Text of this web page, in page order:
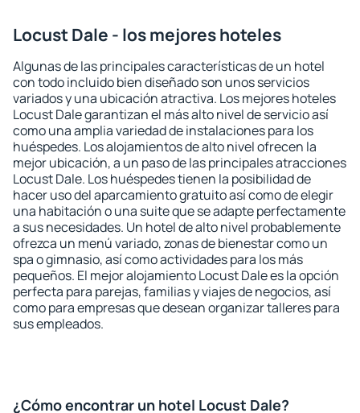
Locust Dale - los mejores hoteles
Algunas de las principales características de un hotel
con todo incluido bien diseñado son unos servicios
variados y una ubicación atractiva. Los mejores hoteles
Locust Dale garantizan el más alto nivel de servicio así
como una amplia variedad de instalaciones para los
huéspedes. Los alojamientos de alto nivel ofrecen la
mejor ubicación, a un paso de las principales atracciones
Locust Dale. Los huéspedes tienen la posibilidad de
hacer uso del aparcamiento gratuito así como de elegir
una habitación o una suite que se adapte perfectamente
a sus necesidades. Un hotel de alto nivel probablemente
ofrezca un menú variado, zonas de bienestar como un
spa o gimnasio, así como actividades para los más
pequeños. El mejor alojamiento Locust Dale es la opción
perfecta para parejas, familias y viajes de negocios, así
como para empresas que desean organizar talleres para
sus empleados.
¿Cómo encontrar un hotel Locust Dale?